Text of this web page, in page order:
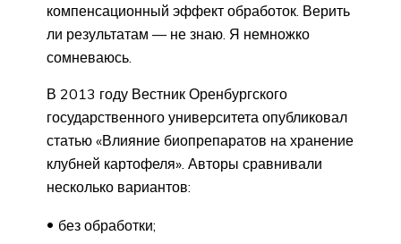
компенсационный эффект обработок. Верить
ли результатам — не знаю. Я немножко
сомневаюсь.
В 2013 году Вестник Оренбургского
государственного университета опубликовал
статью «Влияние биопрепаратов на хранение
клубней картофеля». Авторы сравнивали
несколько вариантов:
без обработки;